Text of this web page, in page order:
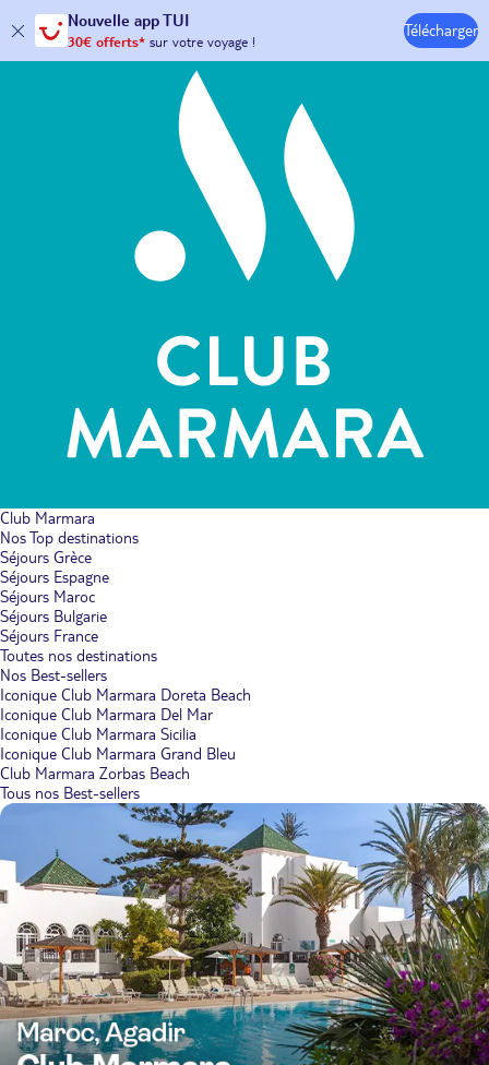
Nouvelle app TUI
30€ offerts*sur votre
avec le code :HAPPYAPP
Télécharger
Hôtels & Clubs
Club Marmara
Nos Top destinations
Séjours Grèce
Séjours Espagne
Séjours Maroc
Séjours Bulgarie
Séjours France
Toutes nos destinations
Nos Best-sellers
Iconique Club Marmara Doreta Beach
Iconique Club Marmara Del Mar
Iconique Club Marmara Sicilia
Iconique Club Marmara Grand Bleu
Club Marmara Zorbas Beach
Tous nos Best-sellers